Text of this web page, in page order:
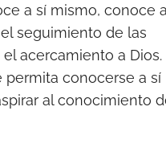
a sí mismo, conoce
seguimiento de las
acercamiento a Dios.
conocerse a sí
al conocimiento